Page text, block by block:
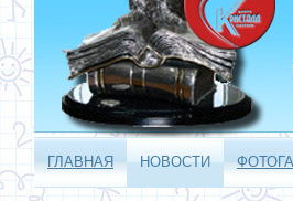
ГЛАВНАЯ НОВОСТИ